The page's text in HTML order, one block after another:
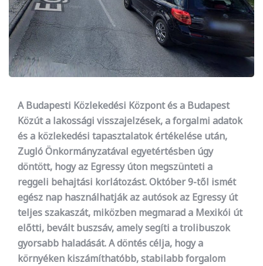
A Budapesti Közlekedési Központ és a Budapest
Közút a lakossági visszajelzések, a forgalmi adatok
és a közlekedési tapasztalatok értékelése után,
Zugló Önkormányzatával egyetértésben úgy
döntött, hogy az Egressy úton megszünteti a
reggeli behajtási korlátozást. Október 9-től ismét
egész nap használhatják az autósok az Egressy út
teljes szakaszát, miközben megmarad a Mexikói út
előtti, bevált buszsáv, amely segíti a trolibuszok
gyorsabb haladását. A döntés célja, hogy a
környéken kiszámíthatóbb, stabilabb forgalom